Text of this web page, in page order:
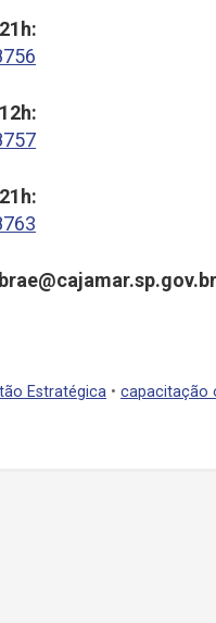
Estratégica • capacitação